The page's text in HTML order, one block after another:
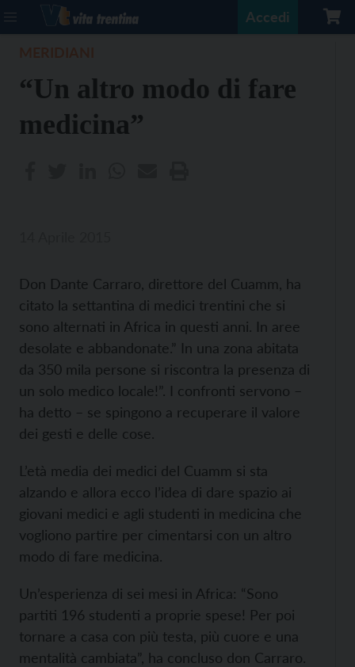
Accedi
“Un altro modo di fare
medicina”
Don Dante Carraro, direttore del Cuamm, ha
citato la settantina di medici trentini che si
sono alternati in Africa in questi anni. In aree
desolate e abbandonate.” In una zona abitata
da 350 mila persone si riscontra la presenza di
un solo medico locale!”. I confronti servono –
ha detto – se spingono a recuperare il valore
dei gesti e delle cose.
L’età media dei medici del Cuamm si sta
alzando e allora ecco l’idea di dare spazio ai
giovani medici e agli studenti in medicina che
vogliono partire per cimentarsi con un altro
modo di fare medicina.
Un’esperienza di sei mesi in Africa: “Sono
partiti 196 studenti a proprie spese! Per poi
tornare a casa con più testa, più cuore e una
mentalità cambiata”, ha concluso don Carraro.